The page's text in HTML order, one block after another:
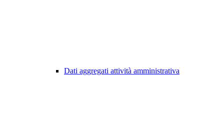
Dati aggregati attività amministrativa